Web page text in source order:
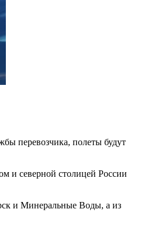
перевозчика, полеты будут
и северной столицей России
и Минеральные Воды, а из